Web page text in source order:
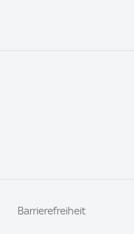
Barrierefreiheit